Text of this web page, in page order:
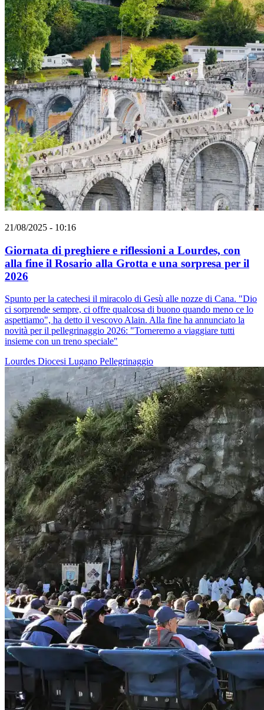
21/08/2025 - 10:16
Giornata di preghiere e riflessioni a Lourdes, con
alla fine il Rosario alla Grotta e una sorpresa per il
2026
Spunto per la catechesi il miracolo di Gesù alle nozze di Cana. "Dio
ci sorprende sempre, ci offre qualcosa di buono quando meno ce lo
aspettiamo", ha detto il vescovo Alain. Alla fine ha annunciato la
novità per il pellegrinaggio 2026: "Torneremo a viaggiare tutti
insieme con un treno speciale"
Lourdes Diocesi Lugano Pellegrinaggio